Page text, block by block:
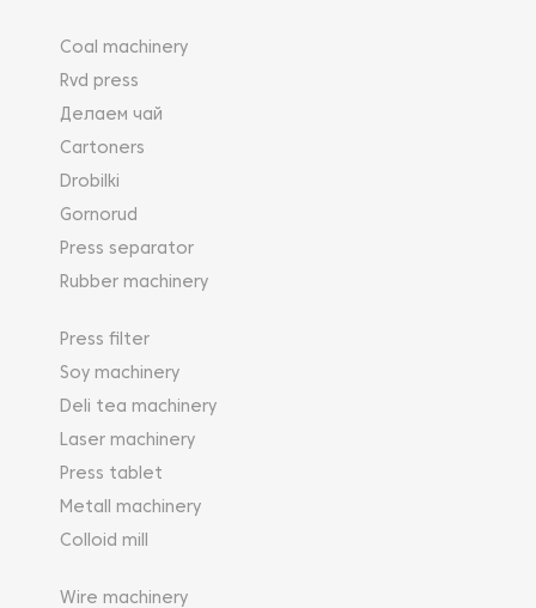
Coal machinery
Rvd press
Делаем чай
Cartoners
Drobilki
Gornorud
Press separator
Rubber machinery
Press filter
Soy machinery
Deli tea machinery
Laser machinery
Press tablet
Metall machinery
Colloid mill
Wire machinery